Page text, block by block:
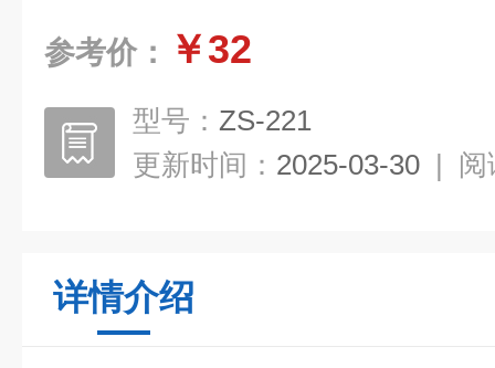
参考价： ￥32
型号： ZS-221
更新时间： 2025-03-30 | 阅
详情介绍